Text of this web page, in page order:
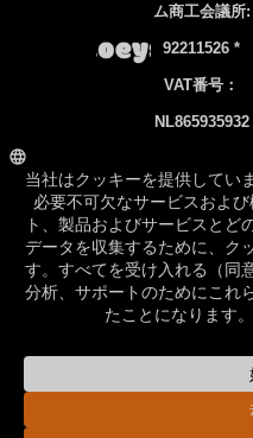
ム商工会議所:
92211526 *
VAT番号：
NL865935932
銀行口座NL83
INGB 0106
7536 22
©2026